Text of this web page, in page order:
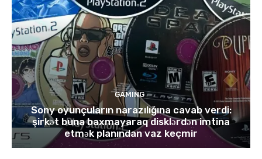
GAMING
Sony oyunçuların narazılığına cavab verdi:
şirkət buna baxmayaraq disklərdən imtina
etmək planından vaz keçmir